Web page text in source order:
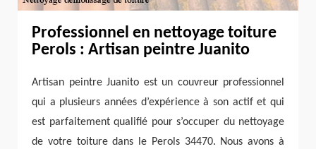
Professionnel en nettoyage toiture
Perols : Artisan peintre Juanito
Artisan peintre Juanito est un couvreur professionnel
qui a plusieurs années d’expérience à son actif et qui
est parfaitement qualifié pour s’occuper du nettoyage
de votre toiture dans le Perols 34470. Nous avons à